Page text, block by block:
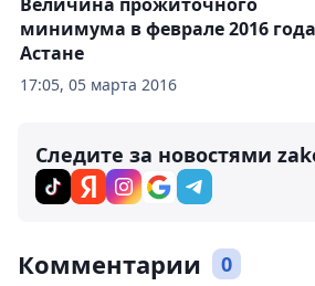
17:05, 05 марта 2016
минимума в феврале 2016 года
Астане
Следите за новостями
Комментарии 0